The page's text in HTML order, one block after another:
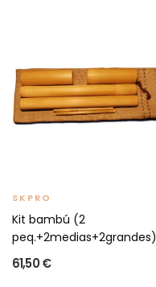
SKPRO
Kit bambú (2
peq.+2medias+2grandes)
61,50 €